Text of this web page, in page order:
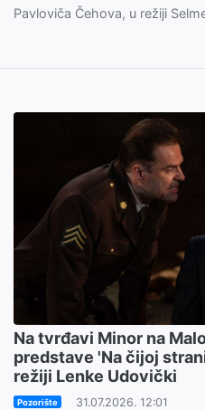
Pavloviča Čehova, u režiji
Na tvrđavi Minor na
predstave 'Na čijoj
režiji Lenke Udovički
Pozorište 31.07.2026. 12:01